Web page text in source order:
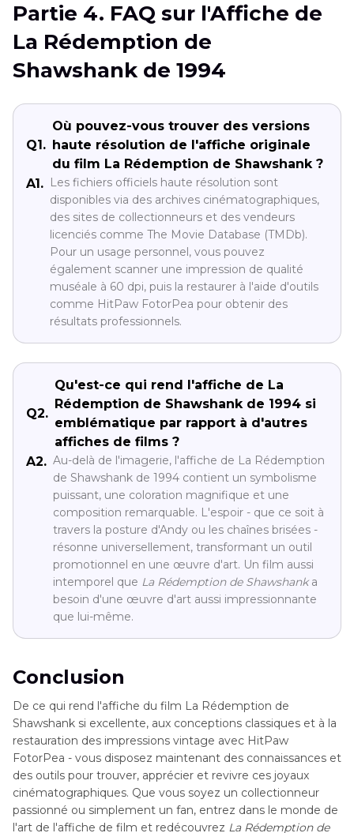
Partie 4. FAQ sur l'Affiche de
La Rédemption de
Shawshank de 1994
Q1.
Où pouvez-vous trouver des versions
haute résolution de l'affiche originale
du film La Rédemption de Shawshank ?
A1.
Les fichiers officiels haute résolution sont
disponibles via des archives cinématographiques,
des sites de collectionneurs et des vendeurs
licenciés comme The Movie Database (TMDb).
Pour un usage personnel, vous pouvez
également scanner une impression de qualité
muséale à 60 dpi, puis la restaurer à l'aide d'outils
comme HitPaw FotorPea pour obtenir des
résultats professionnels.
Q2.
Qu'est-ce qui rend l'affiche de La
Rédemption de Shawshank de 1994 si
emblématique par rapport à d'autres
affiches de films ?
A2. Au-delà de l'imagerie, l'affiche de La Rédemption
de Shawshank de 1994 contient un symbolisme
puissant, une coloration magnifique et une
composition remarquable. L'espoir - que ce soit à
travers la posture d'Andy ou les chaînes brisées -
résonne universellement, transformant un outil
promotionnel en une œuvre d'art. Un film aussi
intemporel que La Rédemption de Shawshanka
besoin d'une œuvre d'art aussi impressionnante
que lui-même.
Conclusion
De ce qui rend l'affiche du film La Rédemption de
Shawshank si excellente, aux conceptions classiques et à la
restauration des impressions vintage avec HitPaw
FotorPea - vous disposez maintenant des connaissances et
des outils pour trouver, apprécier et revivre ces joyaux
cinématographiques. Que vous soyez un collectionneur
passionné ou simplement un fan, entrez dans le monde de
l'art de l'affiche de film et redécouvrez La Rédemption de